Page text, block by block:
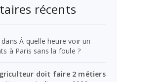
récents
dansÀ quelle heure voir un
à Paris sans la foule ?
doit faire 2 métiers